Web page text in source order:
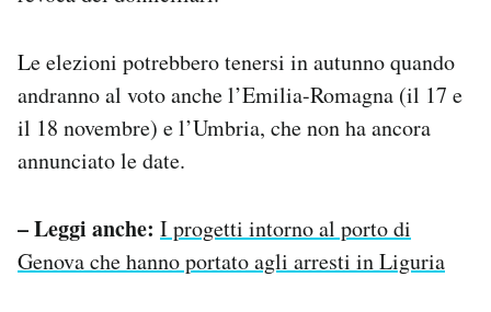
Le elezioni potrebbero tenersi in autunno quando
andranno al voto anche l’Emilia-Romagna (il 17 e
il 18 novembre) e l’Umbria, che non ha ancora
annunciato le date.
– Leggi anche: I progetti intorno al porto di
Genova che hanno portato agli arresti in Liguria